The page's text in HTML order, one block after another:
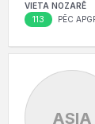
VIETA NOZARĒ
113 PĒC
ASIA